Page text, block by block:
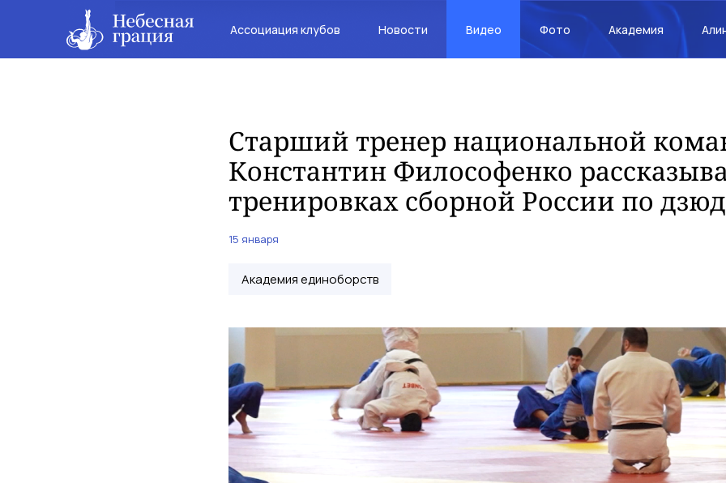
Ассоциация клубов Новости Видео Фото Академия
Старший тренер национальной
Константин Философенко
тренировках сборной России по
15 января
Академия единоборств